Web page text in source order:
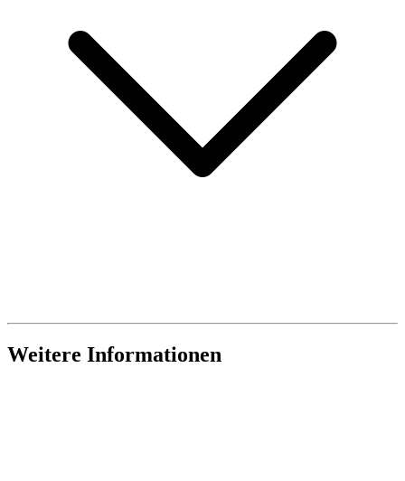
Weitere Informationen